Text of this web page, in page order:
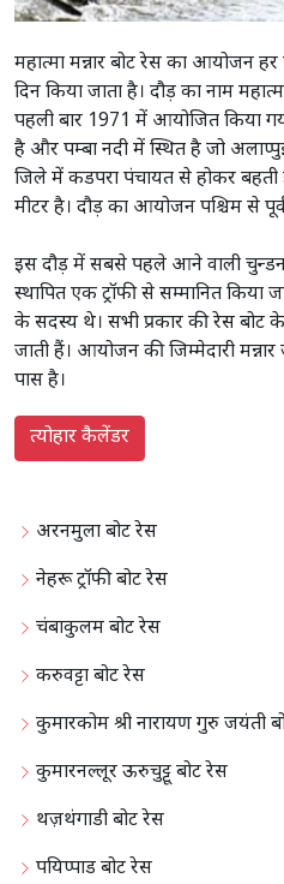
अरनमुला बोट रेस
नेहरू ट्रॉफी बोट रेस
चंबाकुलम बोट रेस
करुवट्टा बोट रेस
कुमारकोम श्री नारायण गुरु जयंती
कुमारनल्लूर ऊरुचुट्टू बोट रेस
थज़थंगाडी बोट रेस
पयिप्पाड बोट रेस
महात्मा मन्नार बोट रेस का आयोजन
दिन किया जाता है। दौड़ का नाम
पहली बार 1971 में आयोजित किया
है और पम्बा नदी में स्थित है जो
जिले में कडपरा पंचायत से होकर बहती
मीटर है। दौड़ का आयोजन पश्चिम से
इस दौड़ में सबसे पहले आने वाली चुन्डन
स्थापित एक ट्रॉफी से सम्मानित किया
के सदस्य थे। सभी प्रकार की रेस बोट
जाती हैं। आयोजन की जिम्मेदारी
पास है।
त्योहार कैलेंडर